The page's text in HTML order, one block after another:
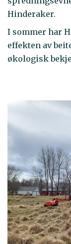
Hinderaker.
I sommer har
effekten av
økologisk